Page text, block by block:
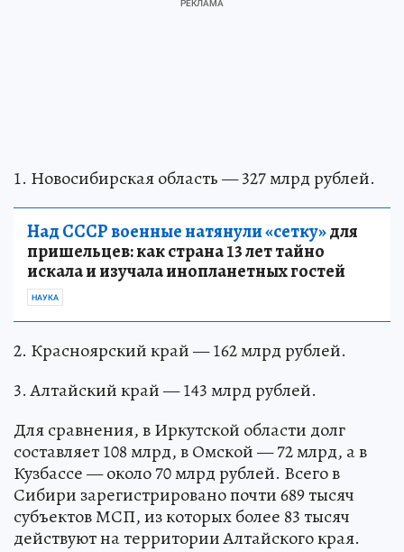
1. Новосибирская область — 327 млрд рублей.
Над СССР военные натянули «сетку»для
пришельцев: как страна 13 лет тайно
искала и изучала инопланетных гостей
НАУКА
2. Красноярский край — 162 млрд рублей.
3. Алтайский край — 143 млрд рублей.
Для сравнения, в Иркутской области долг
составляет 108 млрд, в Омской — 72 млрд, а в
Кузбассе — около 70 млрд рублей. Всего в
Сибири зарегистрировано почти 689 тысяч
субъектов МСП, из которых более 83 тысяч
действуют на территории Алтайского края.